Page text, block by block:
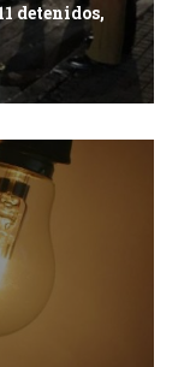
detenidos,